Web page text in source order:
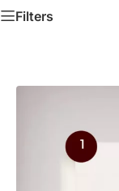
Filters